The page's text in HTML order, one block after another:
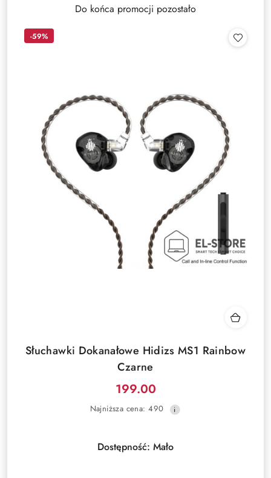
Do końca promocji pozostało
Słuchawki Dokanałowe Hidizs MS1 Rainbow
Czarne
Cena
promocyjna:
199.00
Najniższa
30
dni
Najniższa cena: 490
-59%
Dostępność: Mało